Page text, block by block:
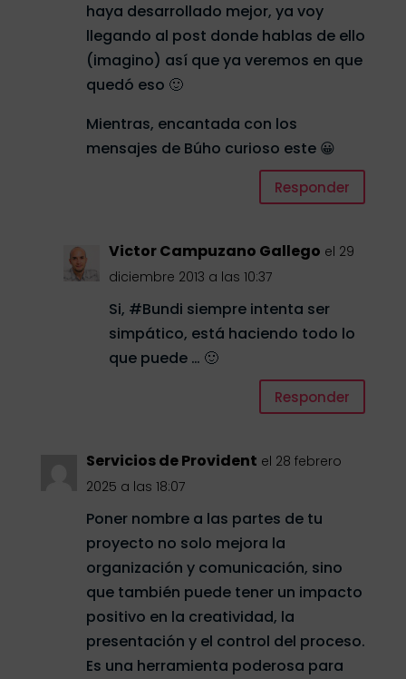
haya desarrollado mejor, ya voy
llegando al post donde hablas de ello
(imagino) así que ya veremos en que
quedó eso 🙂
Mientras, encantada con los
mensajes de Búho curioso este 😀
Responder
Victor Campuzano Gallego el 29
diciembre 2013 a las 10:37
Si, #Bundi siempre intenta ser
simpático, está haciendo todo lo
que puede … 🙂
Responder
Servicios de Provident el 28 febrero
2025 a las 18:07
Poner nombre a las partes de tu
proyecto no solo mejora la
organización y comunicación, sino
que también puede tener un impacto
positivo en la creatividad, la
presentación y el control del proceso.
Es una herramienta poderosa para